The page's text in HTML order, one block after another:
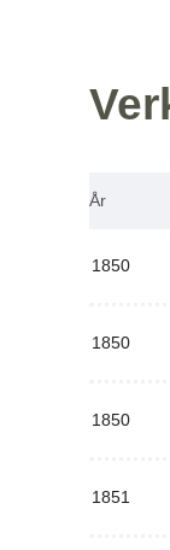
År
1850
1850
1850
1851